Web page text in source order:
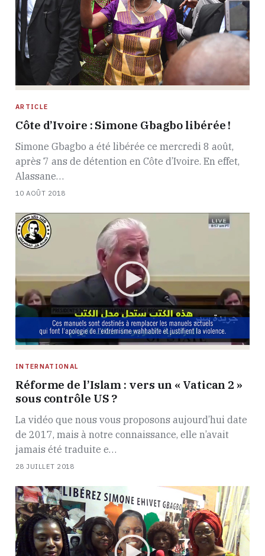
ARTICLE
Côte d’Ivoire : Simone Gbagbo libérée !
Simone Gbagbo a été libérée ce mercredi 8 août,
après 7 ans de détention en Côte d’Ivoire. En effet,
Alassane…
10 AOÛT 2018
INTERNATIONAL
Réforme de l’Islam : vers un « Vatican 2 »
sous contrôle US ?
La vidéo que nous vous proposons aujourd’hui date
de 2017, mais à notre connaissance, elle n’avait
jamais été traduite e…
28 JUILLET 2018